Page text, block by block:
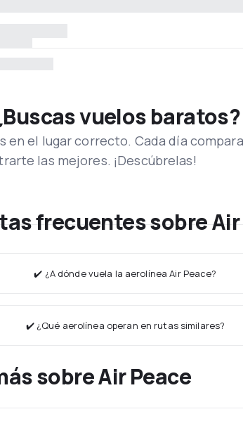
vuelos baratos?
en el lugar correcto. Cada día
las mejores. ¡Descúbrelas!
frecuentes sobre Air
✔️ ¿A dónde vuela la aerolínea Air Peace?
✔️ ¿Qué aerolínea operan en rutas similares?
sobre Air Peace